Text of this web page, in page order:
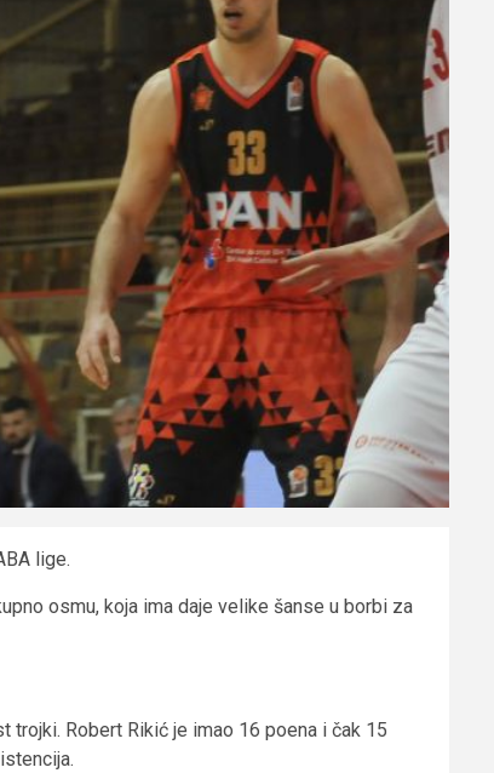
lige.
osmu, koja ima daje velike šanse u borbi za
trojki. Robert Rikić je imao 16 poena i čak 15